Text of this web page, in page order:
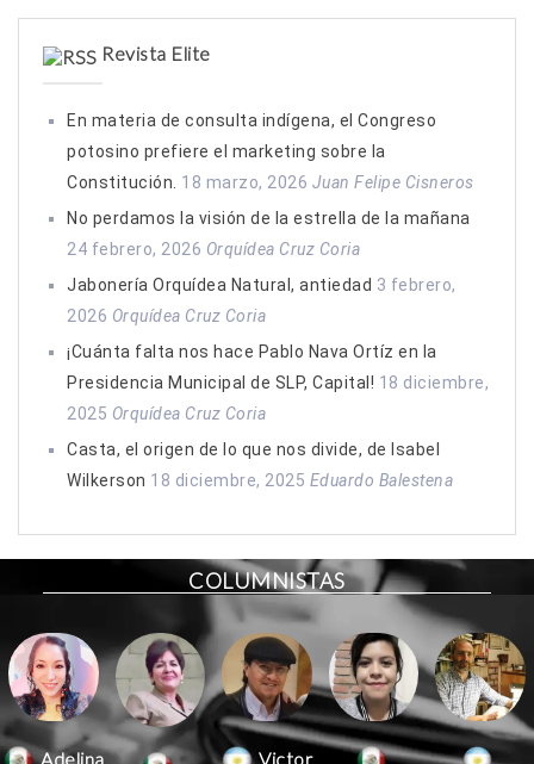
Revista Elite
En materia de consulta indígena, el Congreso
potosino prefiere el marketing sobre la
Constitución. 18 marzo, 2026 Juan Felipe Cisneros
No perdamos la visión de la estrella de la mañana
24 febrero, 2026 Orquídea Cruz Coria
Jabonería Orquídea Natural, antiedad 3 febrero,
2026 Orquídea Cruz Coria
¡Cuánta falta nos hace Pablo Nava Ortíz en la
Presidencia Municipal de SLP, Capital! 18 diciembre,
2025 Orquídea Cruz Coria
Casta, el origen de lo que nos divide, de Isabel
Wilkerson 18 diciembre, 2025 Eduardo Balestena
COLUMNISTAS
Adelina
Victor